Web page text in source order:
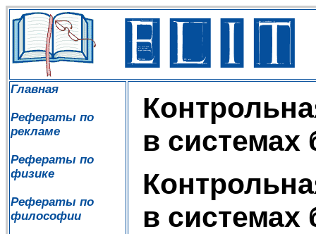
Главная
Рефераты по
рекламе
Рефераты по
физике
Рефераты по
философии
в системах
в системах